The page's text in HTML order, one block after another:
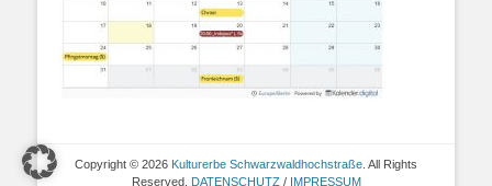
Copyright © 2026 Kulturerbe Schwarzwaldhochstraße . All Rights
Reserved. DATENSCHUTZ / IMPRESSUM